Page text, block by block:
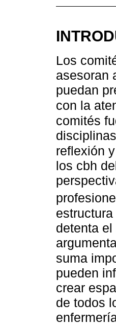
Los
asesoran
puedan
con la
comités
reflexión
los cbh
detenta
suma
pueden
crear
de todos